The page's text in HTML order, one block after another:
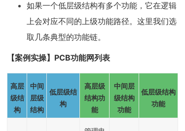
如果一个低层级结构有多个功能，它在逻辑
上会对应不同的上级功能路径。这里我们选
取几条典型的功能链。
【案例实操】PCB功能网列表
高层
级结
构
中间
层级
结构
低层级结
构
高层级
结构功
能
中间层
级结构
功能
低层级结构
功能